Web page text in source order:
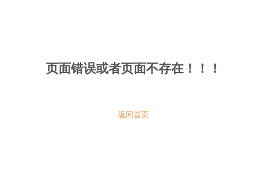
页面错误或者页面不存在！！！
返回首页